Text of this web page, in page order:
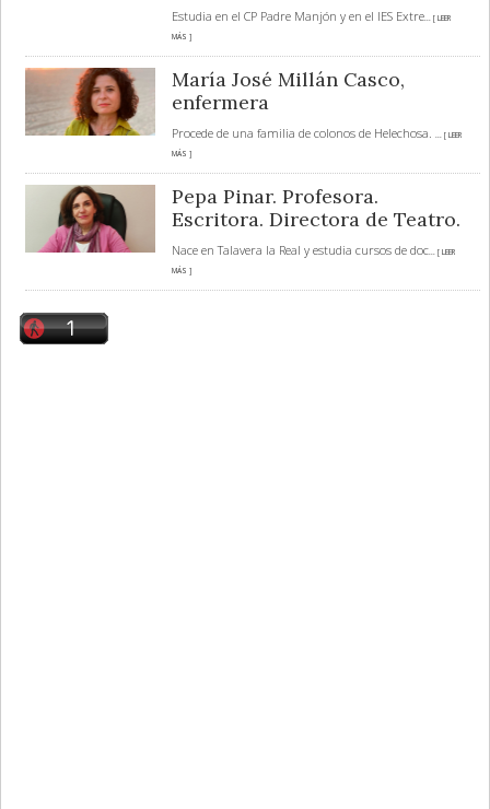
Estudia en el CP Padre Manjón y en el IES Extre... [ LEER
MÁS ]
María José Millán Casco,
enfermera
Procede de una familia de colonos de Helechosa. ... [ LEER
MÁS ]
Pepa Pinar. Profesora.
Escritora. Directora de Teatro.
Nace en Talavera la Real y estudia cursos de doc... [ LEER
MÁS ]